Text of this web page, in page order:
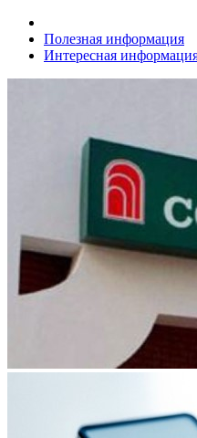
Полезная информация
Интересная